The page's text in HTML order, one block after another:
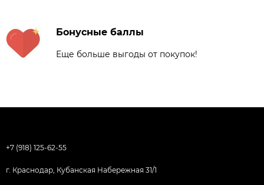
Бонусные баллы
Еще больше выгоды от покупок!
+7 (918) 125-62-55
г. Краснодар, Кубанская Набережная 31/1